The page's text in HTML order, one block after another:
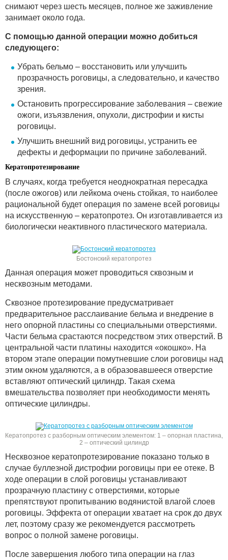
снимают через шесть месяцев, полное же заживление
занимает около года.
С помощью данной операции можно добиться
следующего:
Убрать бельмо – восстановить или улучшить
прозрачность роговицы, а следовательно, и качество
зрения.
Остановить прогрессирование заболевания – свежие
ожоги, изъязвления, опухоли, дистрофии и кисты
роговицы.
Улучшить внешний вид роговицы, устранить ее
дефекты и деформации по причине заболеваний.
Кератопротезирование
В случаях, когда требуется неоднократная пересадка
(после ожогов) или лейкома очень стойкая, то наиболее
рациональной будет операция по замене всей роговицы
на искусственную – кератопротез. Он изготавливается из
биологически неактивного пластического материала.
Бостонский кератопротез
Данная операция может проводиться сквозным и
несквозным методами.
Сквозное протезирование предусматривает
предварительное расслаивание бельма и внедрение в
него опорной пластины со специальными отверстиями.
Части бельма срастаются посредством этих отверстий. В
центральной части платины находится «окошко». На
втором этапе операции помутневшие слои роговицы над
этим окном удаляются, а в образовавшееся отверстие
вставляют оптический цилиндр. Такая схема
вмешательства позволяет при необходимости менять
оптические цилиндры.
Кератопротез с разборным оптическим элементом: 1 – опорная пластина,
2 – оптический цилиндр
Несквозное кератопротезирование показано только в
случае буллезной дистрофии роговицы при ее отеке. В
ходе операции в слой роговицы устанавливают
прозрачную пластину с отверстиями, которые
препятствуют пропитыванию водянистой влагой слоев
роговицы. Эффекта от операции хватает на срок до двух
лет, поэтому сразу же рекомендуется рассмотреть
вопрос о полной замене роговицы.
После завершения любого типа операции на глаз